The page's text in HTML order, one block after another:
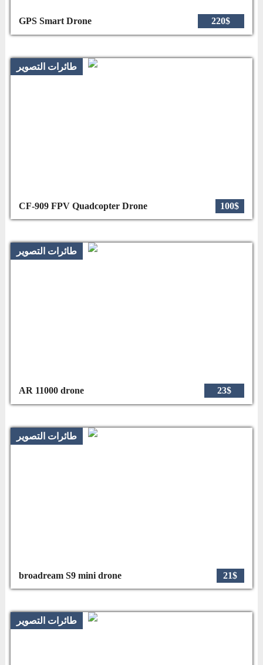
GPS Smart Drone 220$
طائرات التصوير
CF-909 FPV Quadcopter Drone 100$
طائرات التصوير
AR 11000 drone 23$
طائرات التصوير
broadream S9 mini drone 21$
طائرات التصوير